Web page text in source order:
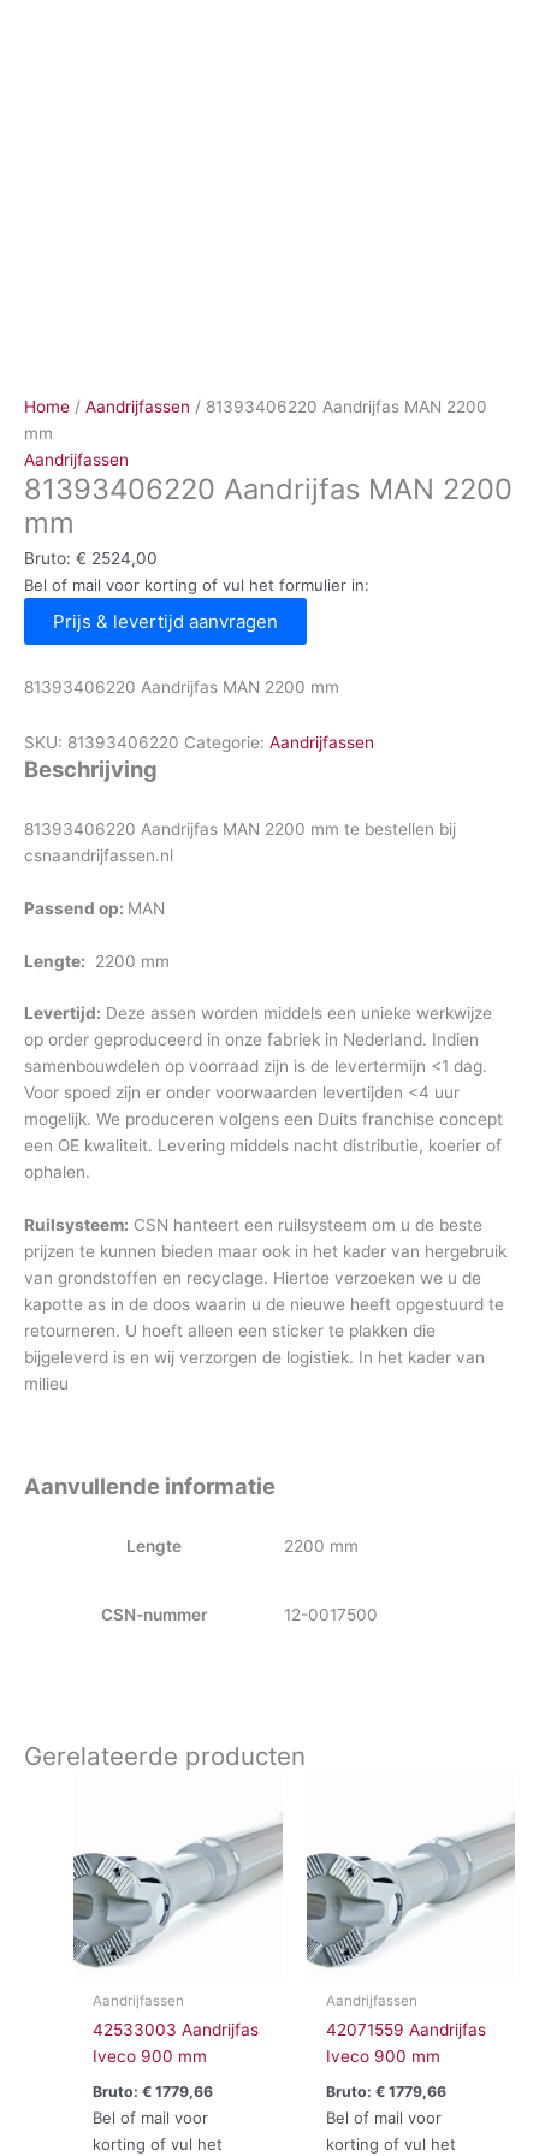
Home / Aandrijfassen / 81393406220 Aandrijfas MAN 2200
mm
Aandrijfassen
81393406220 Aandrijfas MAN 2200
mm
Bruto: € 2524,00
Bel of mail voor korting of vul het formulier in:
Prijs & levertijd aanvragen
81393406220 Aandrijfas MAN 2200 mm
SKU: 81393406220 Categorie: Aandrijfassen
Beschrijving
81393406220 Aandrijfas MAN 2200 mm te bestellen bij
csnaandrijfassen.nl
Passend op: MAN
Lengte: 2200 mm
Levertijd: Deze assen worden middels een unieke werkwijze
op order geproduceerd in onze fabriek in Nederland. Indien
samenbouwdelen op voorraad zijn is de levertermijn <1 dag.
Voor spoed zijn er onder voorwaarden levertijden <4 uur
mogelijk. We produceren volgens een Duits franchise concept
een OE kwaliteit. Levering middels nacht distributie, koerier of
ophalen.
Ruilsysteem: CSN hanteert een ruilsysteem om u de beste
prijzen te kunnen bieden maar ook in het kader van hergebruik
van grondstoffen en recyclage. Hiertoe verzoeken we u de
kapotte as in de doos waarin u de nieuwe heeft opgestuurd te
retourneren. U hoeft alleen een sticker te plakken die
bijgeleverd is en wij verzorgen de logistiek. In het kader van
milieu
Aanvullende informatie
Lengte 2200 mm
CSN-nummer 12-0017500
Gerelateerde producten
Aandrijfassen
42533003 Aandrijfas
Iveco 900 mm
Bruto:€ 1779,66
Bel of mail voor
korting of vul het
Aandrijfassen
42071559 Aandrijfas
Iveco 900 mm
Bruto: €1779,66
Bel of mail voor
korting of vul het